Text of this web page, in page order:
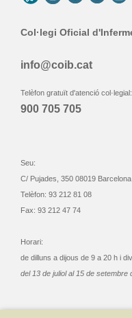
Col·legi Oficial
info@coib.cat
Telèfon gratuït d'atenció col·legial:
900 705 705
Seu:
C/ Pujades, 350 08019 Barcelona
Telèfon: 93 212 81 08
Fax: 93 212 47 74
Horari:
de dilluns a dijous de 9 a 20 h i
del 13 de juliol al 15 de setembre